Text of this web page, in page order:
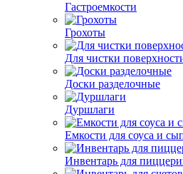
Гастроемкости
Грохоты
Для чистки
Доски разделочные
Дуршлаги
Емкости для соуса и
Инвентарь для